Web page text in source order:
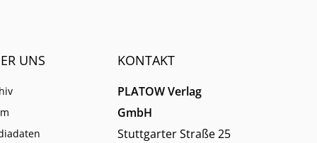
UNS KONTAKT
PLATOW Verlag
GmbH
Stuttgarter Straße 25